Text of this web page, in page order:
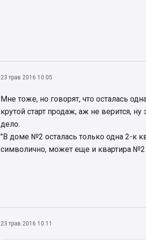
23 трав 2016 10:05
Мне тоже, но говорят, что осталась
крутой старт продаж, аж не верится,
дело.
"В доме №2 осталась только одна 2-к
символично, может еще и квартира №2
23 трав 2016 10:11